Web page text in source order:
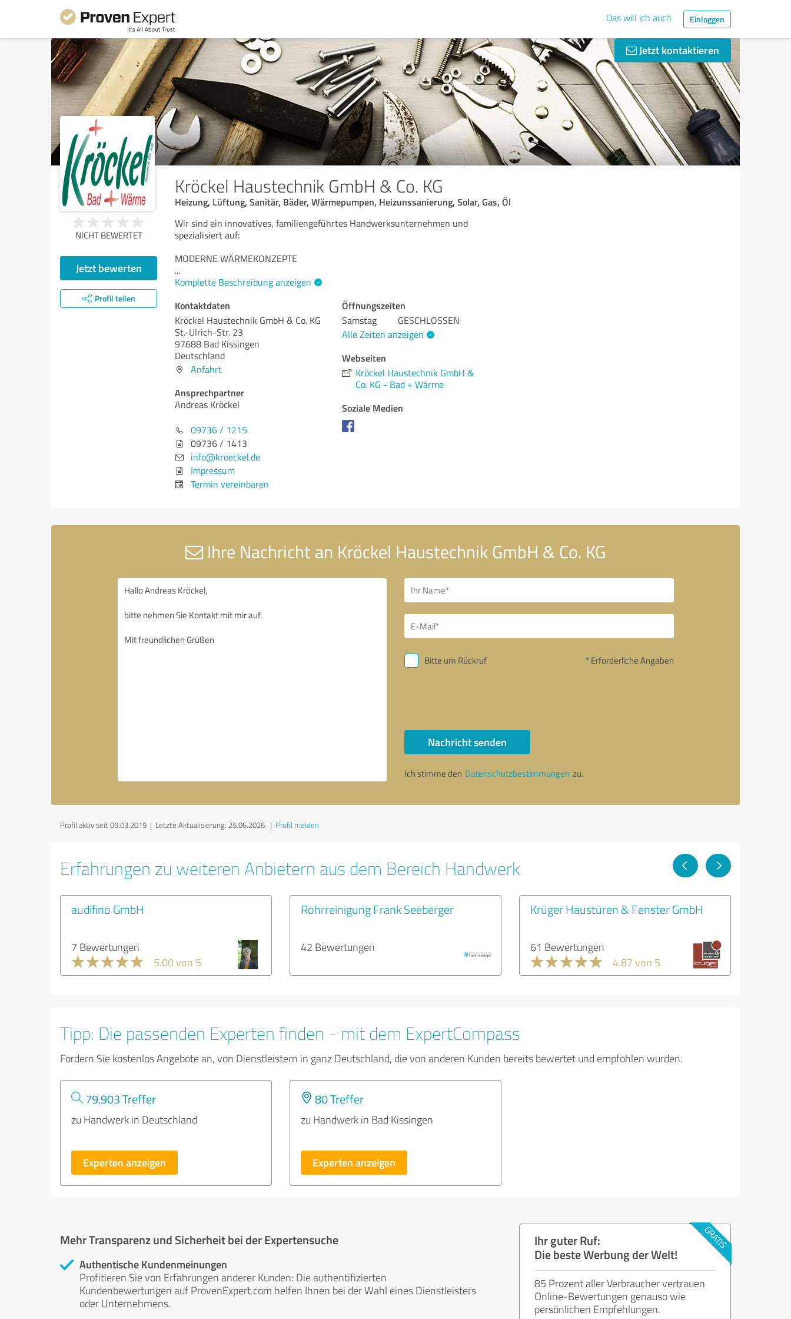
Das will ich auch Einloggen
Jetzt kontaktieren
Kröckel Haustechnik GmbH & Co. KG
Heizung, Lüftung, Sanitär, Bäder, Wärmepumpen, Heizunssanierung, Solar, Gas, Öl
NICHT BEWERTET
Jetzt bewerten
Profil teilen
Wir sind ein innovatives, familiengeführtes Handwerksunternehmen und
spezialisiert auf:
MODERNE WÄRMEKONZEPTE
...
Komplette Beschreibung anzeigen
Kontaktdaten
Kröckel Haustechnik GmbH & Co. KG
St.-Ulrich-Str. 23
97688 Bad Kissingen
Deutschland
Anfahrt
Ansprechpartner
Andreas Kröckel
09736 / 1215
09736 / 1413
info@kroeckel.de
Impressum
Termin vereinbaren
Öffnungszeiten
Samstag
GESCHLOSSEN
Alle Zeiten anzeigen
Webseiten
Kröckel Haustechnik GmbH &
Co. KG - Bad + Wärme
Soziale Medien
Ihre Nachricht an Kröckel Haustechnik GmbH & Co. KG
Bitte um Rückruf * Erforderliche Angaben
Nachricht senden
Ich stimme den Datenschutzbestimmungen zu.
Profil aktiv seit 09.03.2019 | Letzte Aktualisierung: 25.06.2026 | Profil melden
Erfahrungen zu weiteren Anbietern aus dem Bereich Handwerk
audifino GmbH
7 Bewertungen
5.00 von 5
Rohrreinigung Frank Seeberger
42 Bewertungen
Krüger Haustüren & Fenster GmbH
61 Bewertungen
4.87 von 5
Tipp: Die passenden Experten finden - mit dem ExpertCompass
Fordern Sie kostenlos Angebote an, von Dienstleistern in ganz Deutschland, die von anderen Kunden bereits bewertet und empfohlen wurden.
79.903 Treffer
zu Handwerk in Deutschland
Experten anzeigen
80 Treffer
zu Handwerk in Bad Kissingen
Experten anzeigen
Mehr Transparenz und Sicherheit bei der Expertensuche
Authentische Kundenmeinungen
Profitieren Sie von Erfahrungen anderer Kunden: Die authentifizierten
Kundenbewertungen auf ProvenExpert.com helfen Ihnen bei der Wahl eines Dienstleisters
oder Unternehmens.
Ihr guter Ruf:
Die beste Werbung der Welt!
85 Prozent aller Verbraucher vertrauen
Online-Bewertungen genauso wie
persönlichen Empfehlungen.